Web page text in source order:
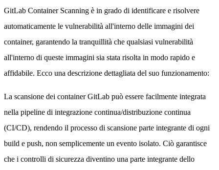
GitLab Container Scanning è in grado di identificare e risolvere
automaticamente le vulnerabilità all'interno delle immagini dei
container, garantendo la tranquillità che qualsiasi vulnerabilità
all'interno di queste immagini sia stata risolta in modo rapido e
affidabile. Ecco una descrizione dettagliata del suo funzionamento:
La scansione dei container GitLab può essere facilmente integrata
nella pipeline di integrazione continua/distribuzione continua
(CI/CD), rendendo il processo di scansione parte integrante di ogni
build e push, non semplicemente un evento isolato. Ciò garantisce
che i controlli di sicurezza diventino una parte integrante dello